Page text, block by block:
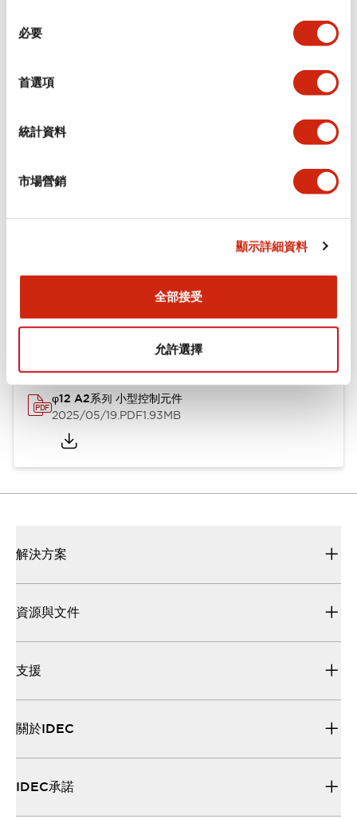
必要
首選項
統計資料
市場營銷
顯示詳細資料
全部接受
允許選擇
規格 顯示全部+
機械規格
安裝和安裝規範
文件和檔案
型錄和宣傳手冊
φ12 A2系列 小型控制元件
2025/05/19.PDF1.93MB
解決方案
資源與文件
支援
關於IDEC
IDEC承諾